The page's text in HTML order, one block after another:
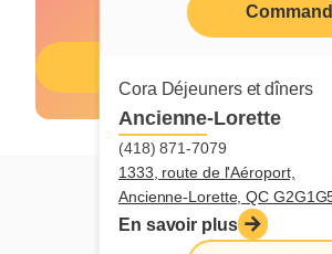
Cora Déjeuners et dîners
Ancienne-Lorette
(418) 871-7079
1333, route de l'Aéroport,
Ancienne-Lorette, QC
En savoir plus